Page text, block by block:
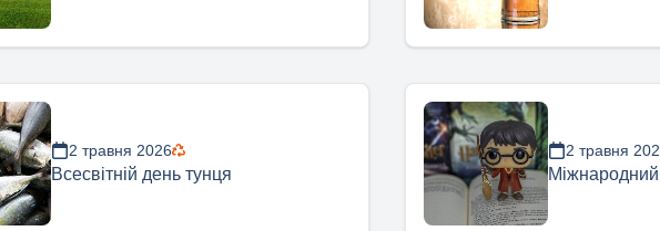
2 травня 2026
Всесвітній день тунця
2 травня